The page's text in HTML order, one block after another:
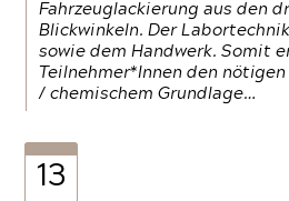
Fahrzeuglackierung aus den
Blickwinkeln. Der
sowie dem Handwerk. Somit
Teilnehmer*Innen den
/ chemischem Grundlage…
13